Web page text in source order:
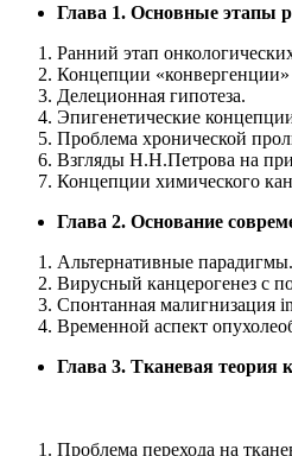
Глава 1. Основные этапы
Ранний этап
Концепции
Делеционная гипотеза.
Эпигенетические
Проблема хронической
Взгляды Н.Н.Петрова на
Концепции химического
Глава 2. Основание
Альтернативные парадигмы.
Вирусный канцерогенез с
Спонтанная малигнизация
Временной аспект
Глава 3. Тканевая теория
Проблема перехода на